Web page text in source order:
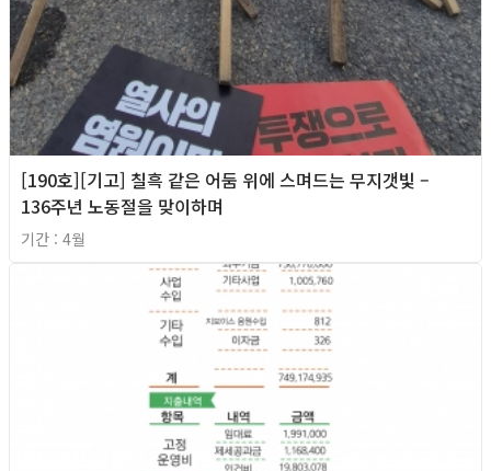
[190호][기고] 칠흑 같은 어둠 위에 스며드는 무지갯빛 –
136주년 노동절을 맞이하며
기간 : 4월